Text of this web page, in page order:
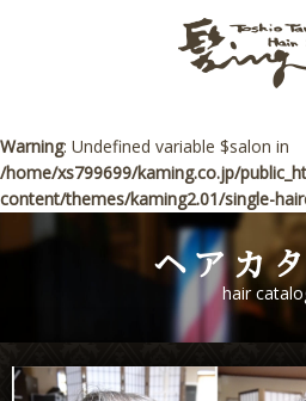
初めての方へ
店舗一覧
新着情報
Warning: Undefined variable $salon in
/home/xs799699/kaming.co.jp/
content/themes/kaming2.01/single-
ヘアカ
hair